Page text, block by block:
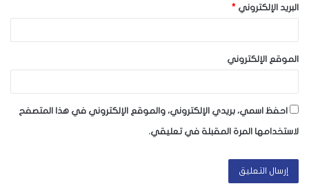
البريد الإلكتروني *
الموقع الإلكتروني
احفظ اسمي، بريدي الإلكتروني، والموقع الإلكتروني في هذا المتصفح
لاستخدامها المرة المقبلة في تعليقي.